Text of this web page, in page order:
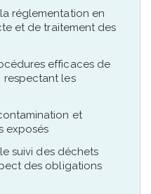
réglementation en
et de traitement des
efficaces de
respectant les
et
exposés
suivi des déchets
des obligations